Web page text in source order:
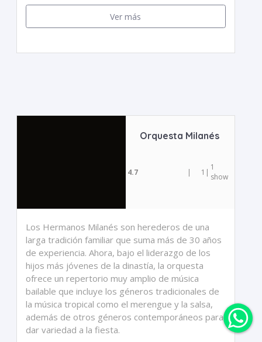
Ver más
Orquesta Milanés
4.7 | 1 | 1
show
Los Hermanos Milanés son herederos de una
larga tradición familiar que suma más de 30 años
de experiencia. Ahora, bajo el liderazgo de los
hijos más jóvenes de la dinastía, la orquesta
ofrece un repertorio muy amplio de música
bailable que incluye los géneros tradicionales de
la música tropical como el merengue y la salsa,
además de otros géneros contemporáneos para
dar variedad a la fiesta.